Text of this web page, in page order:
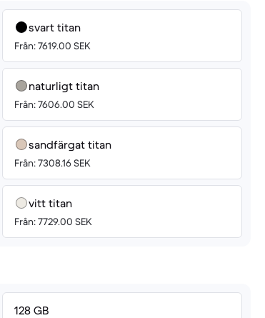
svart titan
Från: 7619.00 SEK
naturligt titan
Från: 7606.00 SEK
sandfärgat titan
Från: 7308.16 SEK
vitt titan
Från: 7729.00 SEK
128 GB